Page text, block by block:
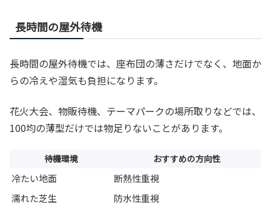
長時間の屋外待機
長時間の屋外待機では、座布団の薄さだけでなく、地面か
らの冷えや湿気も負担になります。
花火大会、物販待機、テーマパークの場所取りなどでは、
100均の薄型だけでは物足りないことがあります。
待機環境 おすすめの方向性
冷たい地面
断熱性重視
濡れた芝生
防水性重視